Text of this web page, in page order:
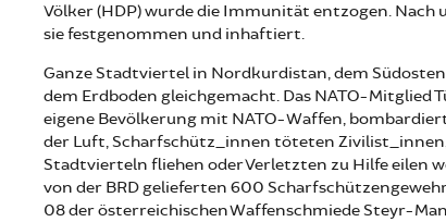
Völker (HDP) wurde die Immunität entzogen. Nach
sie festgenommen und inhaftiert.
Ganze Stadtviertel in Nordkurdistan, dem
dem Erdboden gleichgemacht. Das NATO-Mitglied
eigene Bevölkerung mit NATO-Waffen,
der Luft, Scharfschütz_innen töteten Zivilist_innen,
Stadtvierteln fliehen oder Verletzten zu Hilfe eilen
von der BRD gelieferten 600
08 der österreichischen Waffenschmiede Steyr-